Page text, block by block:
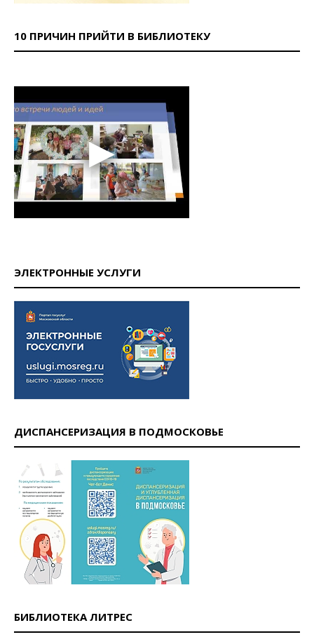
10 ПРИЧИН ПРИЙТИ В БИБЛИОТЕКУ
ЭЛЕКТРОННЫЕ УСЛУГИ
ДИСПАНСЕРИЗАЦИЯ В ПОДМОСКОВЬЕ
БИБЛИОТЕКА ЛИТРЕС